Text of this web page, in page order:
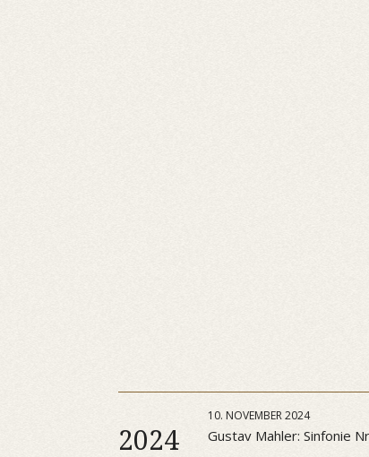
2024
10. NOVEMBER 2024
Gustav Mahler: Sinfonie